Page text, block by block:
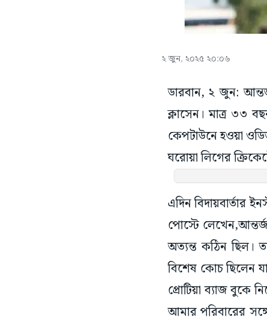
২ জুন, ২০২৫ ২০:০৬
ডারবান, ২ জুন:
ক্লাসেন। মাত্র ৩৩
কেপটাউনে হওয়া
ঘরোয়া লিগের
এদিন বিদায়বার্তার
পোস্টে
অত্যন্ত কঠিন ছিল।
বিশেষ কোচ ছিলেন
প্রোটিয়া ব্যাজ বুকে
আমার পরিবারের